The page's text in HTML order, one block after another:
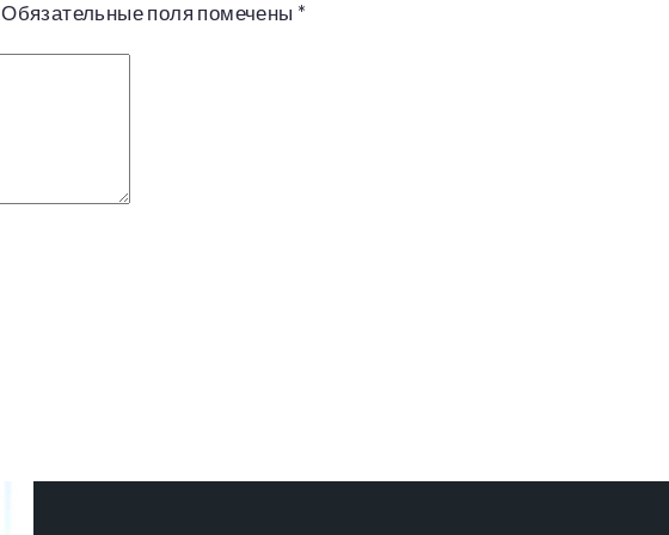
Обязательные поля помечены *